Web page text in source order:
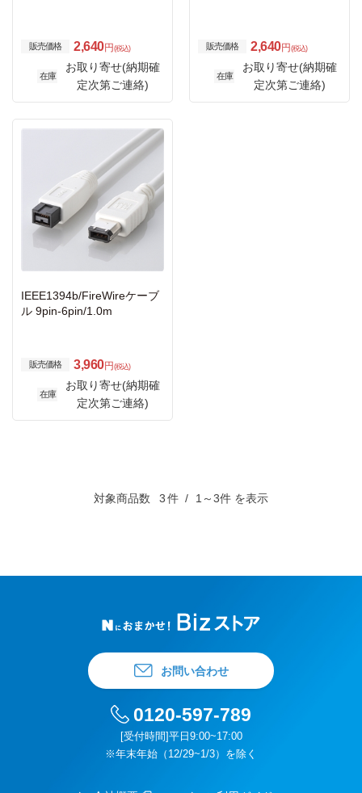
販売価格 2,640円 (税込)
在庫
お取り寄せ(納期確
定次第ご連絡)
販売価格 2,640円 (税込)
在庫
お取り寄せ(納期確
定次第ご連絡)
IEEE1394b/FireWireケーブ
ル 9pin-6pin/1.0m
販売価格 3,960円 (税込)
在庫
お取り寄せ(納期確
定次第ご連絡)
対象商品数 3件 1～3件 を表示
お問い合わせ
0120-597-789
[受付時間]平日9:00~17:00
※年末年始（12/29~1/3）を除く